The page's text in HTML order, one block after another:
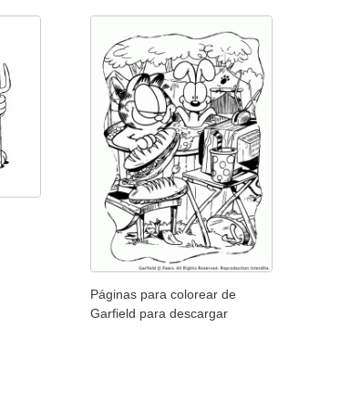
Páginas para colorear de
Garfield para descargar